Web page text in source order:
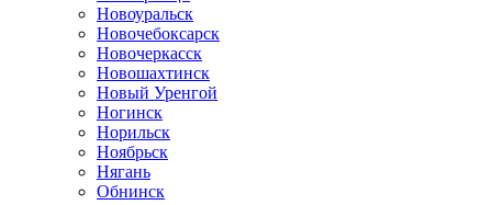
Новоуральск
Новочебоксарск
Новочеркасск
Новошахтинск
Новый Уренгой
Ногинск
Норильск
Ноябрьск
Нягань
Обнинск